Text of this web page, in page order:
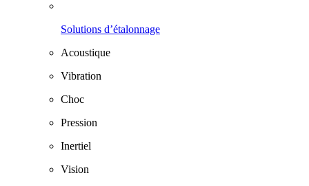
Solutions d’étalonnage
Acoustique
Vibration
Choc
Pression
Inertiel
Vision